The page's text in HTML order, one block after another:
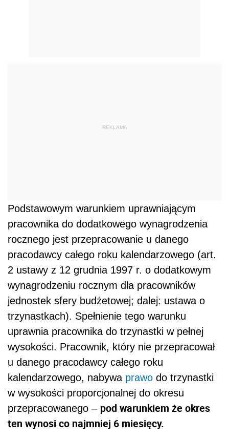
REKLAMA
Podstawowym warunkiem uprawniającym
pracownika do dodatkowego wynagrodzenia
rocznego jest przepracowanie u danego
pracodawcy całego roku kalendarzowego (art.
2 ustawy z 12 grudnia 1997 r. o dodatkowym
wynagrodzeniu rocznym dla pracowników
jednostek sfery budżetowej; dalej: ustawa o
trzynastkach). Spełnienie tego warunku
uprawnia pracownika do trzynastki w pełnej
wysokości. Pracownik, który nie przepracował
u danego pracodawcy całego roku
kalendarzowego, nabywa prawo do trzynastki
w wysokości proporcjonalnej do okresu
przepracowanego – pod warunkiem że okres
ten wynosi co najmniej 6 miesięcy.